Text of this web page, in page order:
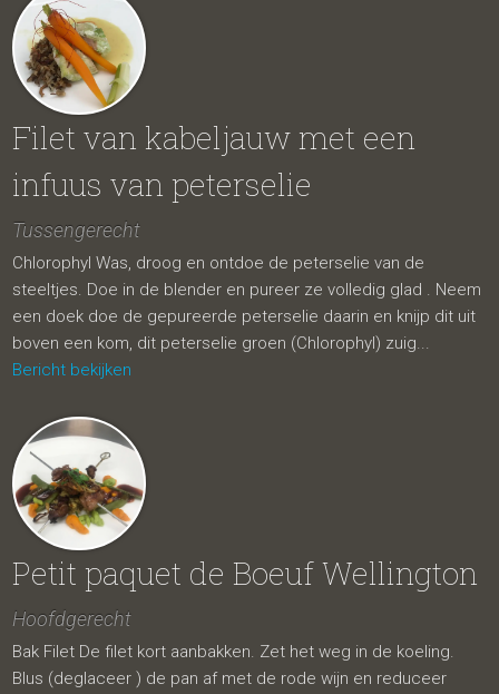
Filet van kabeljauw met een
infuus van peterselie
Tussengerecht
Chlorophyl Was, droog en ontdoe de peterselie van de
steeltjes. Doe in de blender en pureer ze volledig glad . Neem
een doek doe de gepureerde peterselie daarin en knijp dit uit
boven een kom, dit peterselie groen (Chlorophyl) zuig...
Bericht bekijken
Petit paquet de Boeuf Wellington
Hoofdgerecht
Bak Filet De filet kort aanbakken. Zet het weg in de koeling.
Blus (deglaceer ) de pan af met de rode wijn en reduceer